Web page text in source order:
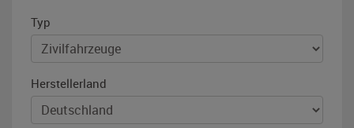
Typ
Herstellerland